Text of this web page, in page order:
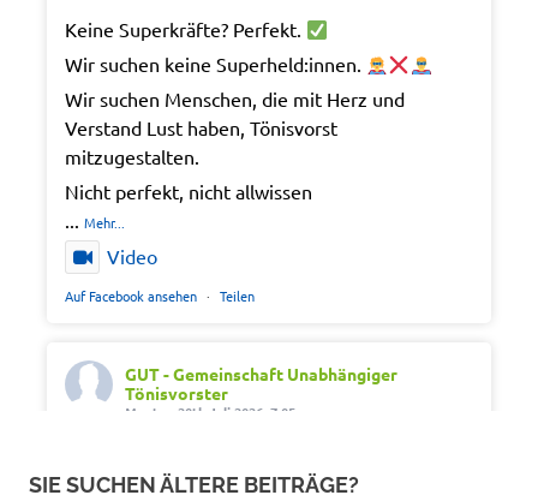
Keine Superkräfte? Perfekt.
Wir suchen keine Superheld:innen.
Wir suchen Menschen, die mit Herz und
Verstand Lust haben, Tönisvorst
mitzugestalten.
Nicht perfekt, nicht allwissen
... Mehr...
Video
Auf Facebook ansehen · Teilen
GUT - Gemeinschaft Unabhängiger
Tönisvorster
Montag 20th Juli 2026, 7:05
Wir wünschen schöne Ferien, Sonne und gute
SIE SUCHEN ÄLTERE BEITRÄGE?